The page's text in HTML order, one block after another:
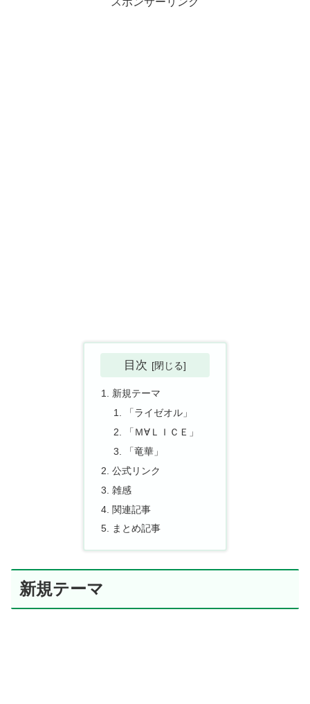
目次
新規テーマ
「ライゼオル」
「Ｍ∀ＬＩＣＥ」
「竜華」
公式リンク
雑感
関連記事
まとめ記事
新規テーマ